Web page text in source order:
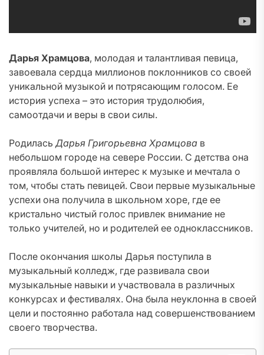
Дарья Храмцова, молодая и талантливая певица,
завоевала сердца миллионов поклонников со своей
уникальной музыкой и потрясающим голосом. Ее
история успеха – это история трудолюбия,
самоотдачи и веры в свои силы.
Родилась Дарья Григорьевна Храмцова в
небольшом городе на севере России. С детства она
проявляла большой интерес к музыке и мечтала о
том, чтобы стать певицей. Свои первые музыкальные
успехи она получила в школьном хоре, где ее
кристально чистый голос привлек внимание не
только учителей, но и родителей ее одноклассников.
После окончания школы Дарья поступила в
музыкальный колледж, где развивала свои
музыкальные навыки и участвовала в различных
конкурсах и фестивалях. Она была неуклонна в своей
цели и постоянно работала над совершенствованием
своего творчества.